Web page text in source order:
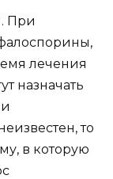
При
лечения
назначать
то
в которую